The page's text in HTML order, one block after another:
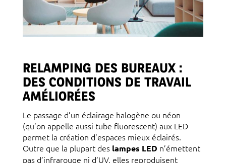
RELAMPING DES BUREAUX :
DES CONDITIONS DE TRAVAIL
AMÉLIORÉES
Le passage d’un éclairage halogène ou néon
(qu’on appelle aussi tube fluorescent) aux LED
permet la création d’espaces mieux éclairés.
Outre que la plupart des lampes LED n’émettent
pas d’infrarouge ni d’UV, elles reproduisent